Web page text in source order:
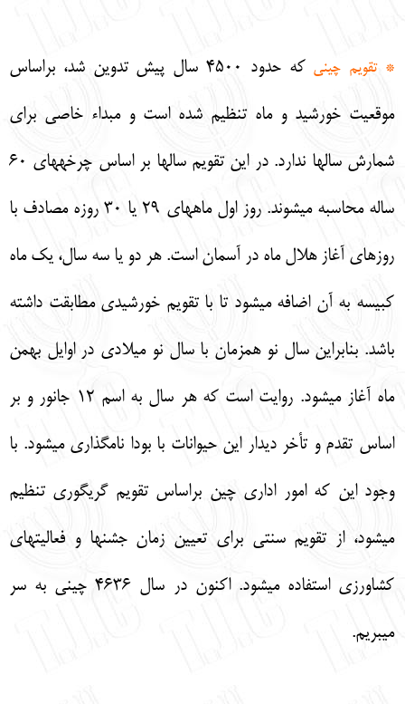
* تقويم چيني كه حدود 4500 سال پيش تدوين شد، براساس
موقعيت خورشيد و ماه تنظيم شده است و مبداء خاصي براي
شمارش سالها ندارد. در اين تقويم سالها بر اساس چرخههاي 60
ساله محاسبه ميشوند. روز اول ماههاي 29 يا 30 روزه مصادف با
روزهاي آغاز هلال ماه در آسمان است. هر دو يا سه سال، يك ماه
كبيسه به آن اضافه ميشود تا با تقويم خورشيدي مطابقت داشته
باشد. بنابراين سال نو همزمان با سال نو ميلادي در اوايل بهمن
ماه آغاز ميشود. روايت است كه هر سال به اسم 12 جانور و بر
اساس تقدم و تأخر ديدار اين حيوانات با بودا نامگذاري ميشود. با
وجود اين كه امور اداري چين براساس تقويم گريگوري تنظيم
ميشود، از تقويم سنتي براي تعيين زمان جشنها و فعاليتهاي
كشاورزي استفاده ميشود. اكنون در سال 4636 چيني به سر
ميبريم.